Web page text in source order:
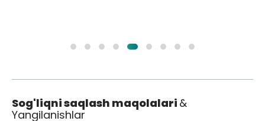
Sog'liqni saqlash maqolalari &
Yangilanishlar